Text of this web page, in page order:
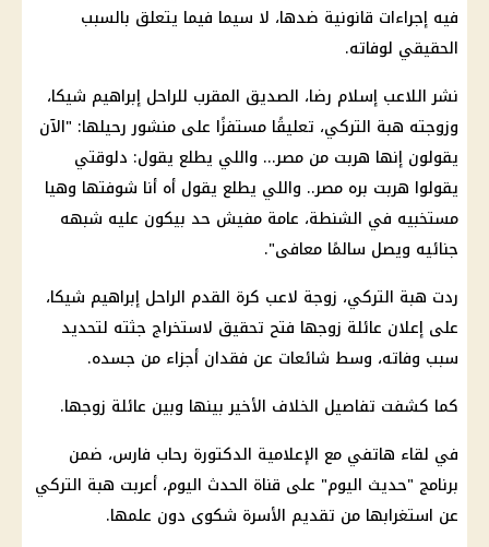
فيه إجراءات قانونية ضدها، لا سيما فيما يتعلق بالسبب
الحقيقي لوفاته.
نشر اللاعب إسلام رضا، الصديق المقرب للراحل إبراهيم شيكا،
وزوجته هبة التركي، تعليقًا مستفزًا على منشور رحيلها: "الآن
يقولون إنها هربت من مصر... واللي يطلع يقول: دلوقتي
يقولوا هربت بره مصر.. واللي يطلع يقول أه أنا شوفتها وهيا
مستخبيه في الشنطة، عامة مفيش حد بيكون عليه شبهه
جنائيه ويصل سالمًا معافى".
ردت هبة التركي، زوجة لاعب كرة القدم الراحل إبراهيم شيكا،
على إعلان عائلة زوجها فتح تحقيق لاستخراج جثته لتحديد
سبب وفاته، وسط شائعات عن فقدان أجزاء من جسده.
كما كشفت تفاصيل الخلاف الأخير بينها وبين عائلة زوجها.
في لقاء هاتفي مع الإعلامية الدكتورة رحاب فارس، ضمن
برنامج "حديث اليوم" على قناة الحدث اليوم، أعربت هبة التركي
عن استغرابها من تقديم الأسرة شكوى دون علمها.